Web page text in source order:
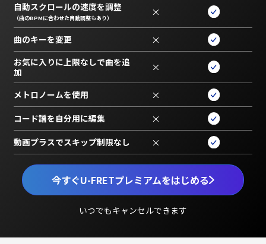
今すぐU-FRETプレミアムをはじめる
いつでもキャンセルできます
自動スクロールの速度を調整
（曲のBPMに合わせた自動調整もあり） ×
曲のキーを変更 ×
お気に入りに上限なしで曲を追
加
×
メトロノームを使用 ×
コード譜を自分用に編集 ×
動画プラスでスキップ制限なし ×